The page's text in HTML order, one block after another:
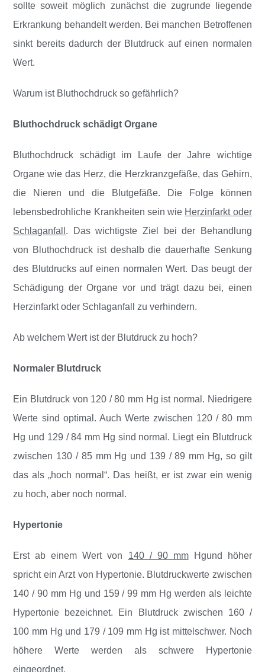
sollte soweit möglich zunächst die zugrunde liegende
Erkrankung behandelt werden. Bei manchen Betroffenen
sinkt bereits dadurch der Blutdruck auf einen normalen
Wert.
Warum ist Bluthochdruck so gefährlich?
Bluthochdruck schädigt Organe
Bluthochdruck schädigt im Laufe der Jahre wichtige
Organe wie das Herz, die Herzkranzgefäße, das Gehirn,
die Nieren und die Blutgefäße. Die Folge können
lebensbedrohliche Krankheiten sein wie Herzinfarkt oder
Schlaganfall . Das wichtigste Ziel bei der Behandlung
von Bluthochdruck ist deshalb die dauerhafte Senkung
des Blutdrucks auf einen normalen Wert. Das beugt der
Schädigung der Organe vor und trägt dazu bei, einen
Herzinfarkt oder Schlaganfall zu verhindern.
Ab welchem Wert ist der Blutdruck zu hoch?
Normaler Blutdruck
Ein Blutdruck von 120 / 80 mm Hg ist normal. Niedrigere
Werte sind optimal. Auch Werte zwischen 120 / 80 mm
Hg und 129 / 84 mm Hg sind normal. Liegt ein Blutdruck
zwischen 130 / 85 mm Hg und 139 / 89 mm Hg, so gilt
das als „hoch normal“. Das heißt, er ist zwar ein wenig
zu hoch, aber noch normal.
Hypertonie
Erst ab einem Wert von 140 / 90 mmHgund höher
spricht ein Arzt von Hypertonie. Blutdruckwerte zwischen
140 / 90 mm Hg und 159 / 99 mm Hg werden als leichte
Hypertonie bezeichnet. Ein Blutdruck zwischen 160 /
100 mm Hg und 179 / 109 mm Hg ist mittelschwer. Noch
höhere Werte werden als schwere Hypertonie
eingeordnet.